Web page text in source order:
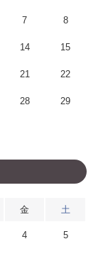
7 8
14 15
21 22
28 29
金 土
4 5